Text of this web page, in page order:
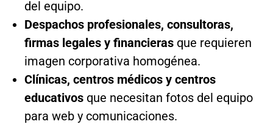
del equipo.
Despachos profesionales, consultoras,
firmas legales y financieras que requieren
imagen corporativa homogénea.
Clínicas, centros médicos y centros
educativos que necesitan fotos del equipo
para web y comunicaciones.